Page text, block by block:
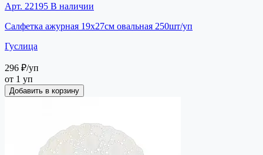
Арт. 22195 В наличии
Салфетка ажурная 19х27см овальная 250шт/уп
Гуслица
296 ₽/уп
от 1 уп
Добавить в корзину